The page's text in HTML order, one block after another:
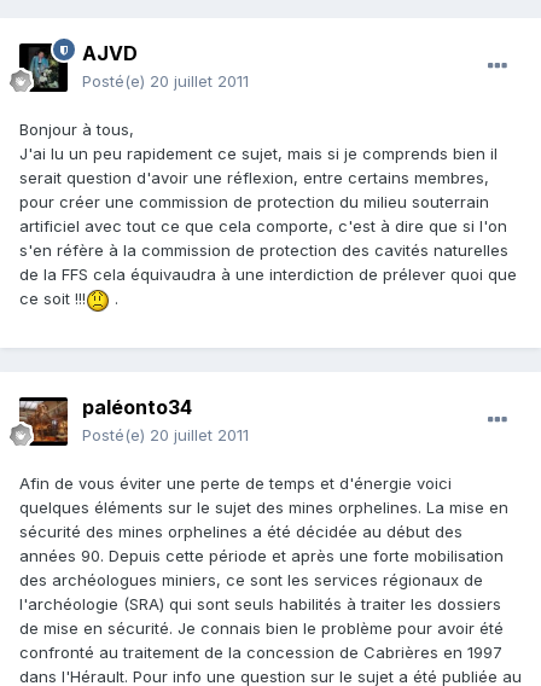
AJVD
Posté(e) 20 juillet 2011
Bonjour à tous,
J'ai lu un peu rapidement ce sujet, mais si je comprends bien il
serait question d'avoir une réflexion, entre certains membres,
pour créer une commission de protection du milieu souterrain
artificiel avec tout ce que cela comporte, c'est à dire que si l'on
s'en réfère à la commission de protection des cavités naturelles
de la FFS cela équivaudra à une interdiction de prélever quoi que
ce soit !!!
.
paléonto34
Posté(e) 20 juillet 2011
Afin de vous éviter une perte de temps et d'énergie voici
quelques éléments sur le sujet des mines orphelines. La mise en
sécurité des mines orphelines a été décidée au début des
années 90. Depuis cette période et après une forte mobilisation
des archéologues miniers, ce sont les services régionaux de
l'archéologie (SRA) qui sont seuls habilités à traiter les dossiers
de mise en sécurité. Je connais bien le problème pour avoir été
confronté au traitement de la concession de Cabrières en 1997
dans l'Hérault. Pour info une question sur le sujet a été publiée au